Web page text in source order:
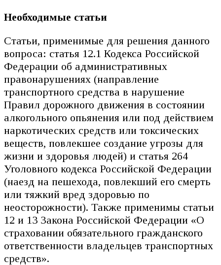
Необходимые статьи
Статьи, применимые для решения данного
вопроса: статья 12.1 Кодекса Российской
Федерации об административных
правонарушениях (направление
транспортного средства в нарушение
Правил дорожного движения в состоянии
алкогольного опьянения или под действием
наркотических средств или токсических
веществ, повлекшее создание угрозы для
жизни и здоровья людей) и статья 264
Уголовного кодекса Российской Федерации
(наезд на пешехода, повлекший его смерть
или тяжкий вред здоровью по
неосторожности). Также применимы статьи
12 и 13 Закона Российской Федерации «О
страховании обязательного гражданского
ответственности владельцев транспортных
средств».